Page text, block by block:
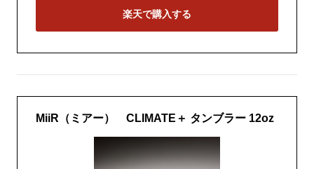
楽天で購入する
MiiR（ミアー） CLIMATE＋ タンブラー 12oz